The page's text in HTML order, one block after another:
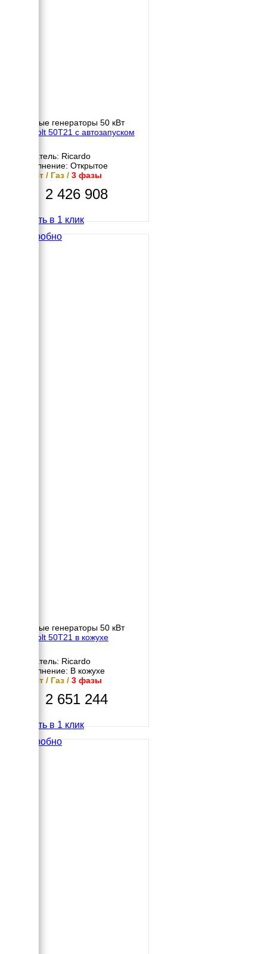
Газовые генераторы 50 кВт
Gazvolt 50T21 с автозапуском
Двигатель: Ricardo
Исполнение: Открытое
50 кВт / Газ / 3 фазы
2 426 908
Купить в 1 клик
Подробно
Газовые генераторы 50 кВт
Gazvolt 50T21 в кожухе
Двигатель: Ricardo
Исполнение: В кожухе
50 кВт / Газ / 3 фазы
2 651 244
Купить в 1 клик
Подробно